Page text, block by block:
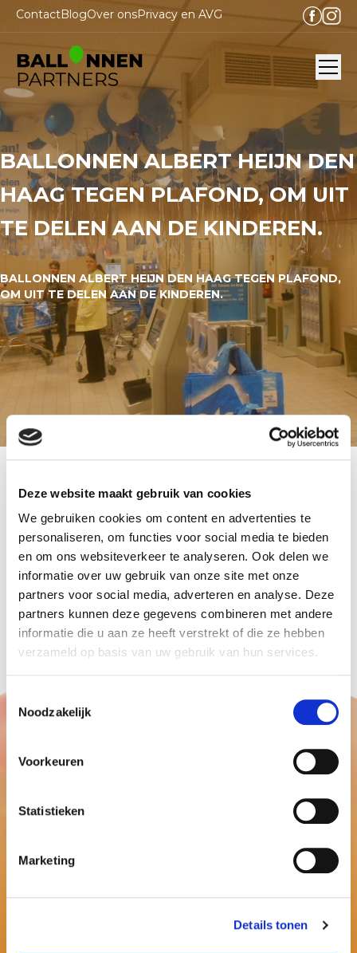
Deze website maakt gebruik van cookies
We gebruiken cookies om content en advertenties te
personaliseren, om functies voor social media te bieden
en om ons websiteverkeer te analyseren. Ook delen we
informatie over uw gebruik van onze site met onze
partners voor social media, adverteren en analyse. Deze
partners kunnen deze gegevens combineren met andere
informatie die u aan ze heeft verstrekt of die ze hebben
verzameld op basis van uw gebruik van hun services.
Toestemmingsselectie
Noodzakelijk
Voorkeuren
Statistieken
Marketing
Details tonen
ContactBlogOver onsPrivacy en AVG
BALLONNEN ALBERT HEIJN DEN
HAAG TEGEN PLAFOND, OM UIT
TE DELEN AAN DE KINDEREN.
BALLONNEN ALBERT HEIJN DEN HAAG TEGEN PLAFOND,
OM UIT TE DELEN AAN DE KINDEREN.
500Helium ballonnenopgeblazen in Albert Heijn
filiaal Savornin Lohmanplein, uiterst vriendelijk
ontvangen door bedrijfsleider aldaar. Kinderen
waren onder indruk van al die mooie Albert Heijn
ballonnen..
De helium ballonnen waren ter decoratie en om
uit te delen aan de kinderen.